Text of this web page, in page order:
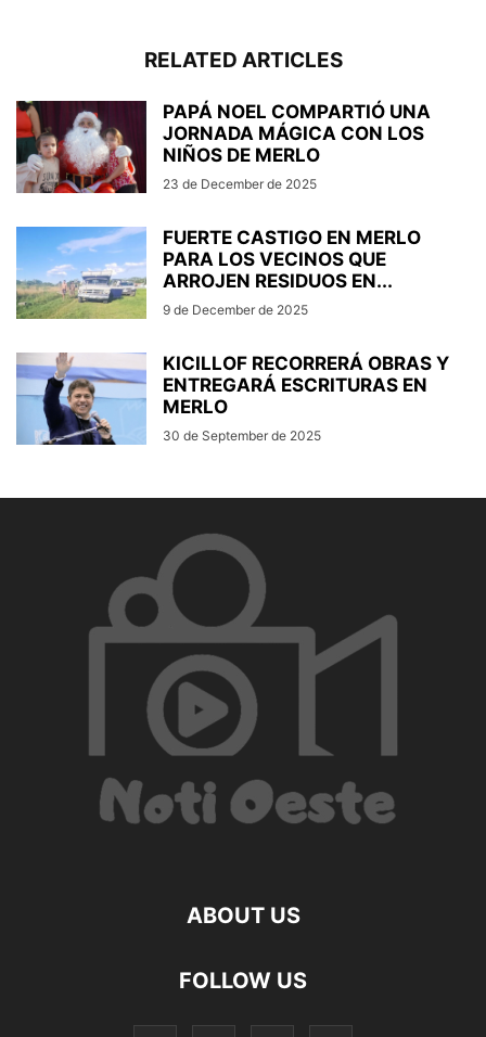
RELATED ARTICLES
PAPÁ NOEL COMPARTIÓ UNA
JORNADA MÁGICA CON LOS
NIÑOS DE MERLO
23 de December de 2025
FUERTE CASTIGO EN MERLO
PARA LOS VECINOS QUE
ARROJEN RESIDUOS EN...
9 de December de 2025
KICILLOF RECORRERÁ OBRAS Y
ENTREGARÁ ESCRITURAS EN
MERLO
30 de September de 2025
ABOUT US
FOLLOW US